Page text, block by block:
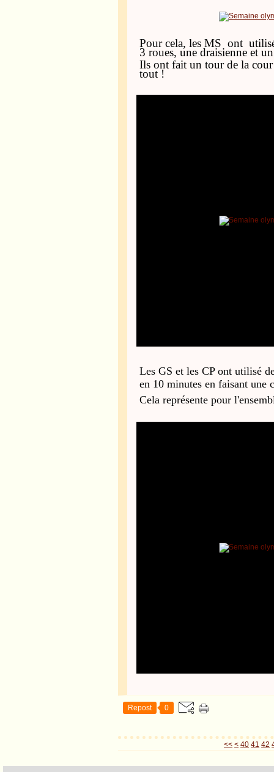
Pour cela, les MS ont
3 roues, une draisienne et
Ils ont fait un tour de la
tout !
Les GS et les CP ont utilisé
en 10 minutes en faisant une
Cela représente pour
Repost 0
<< < 10
20
30
40 41 42